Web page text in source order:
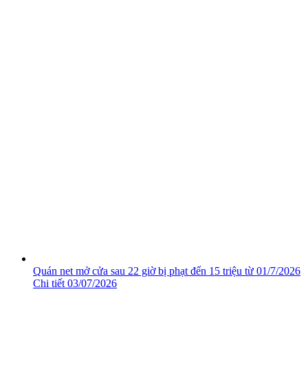
Quán net mở cửa sau 22 giờ bị phạt đến 15 triệu từ 01/7/2026
Chi tiết 03/07/2026